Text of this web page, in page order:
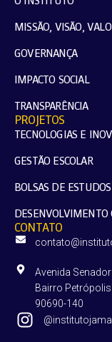
MISSÃO, VISÃO,
GOVERNANÇA
IMPACTO SOCIAL
TRANSPARÊNCIA
PROJETOS
TECNOLOGIAS E
GESTÃO ESCOLAR
BOLSAS DE ESTUDOS
DESENVOLVIMENTO
CONTATO
Avenida
Bairro Petrópolis
90690-140
@institutojama